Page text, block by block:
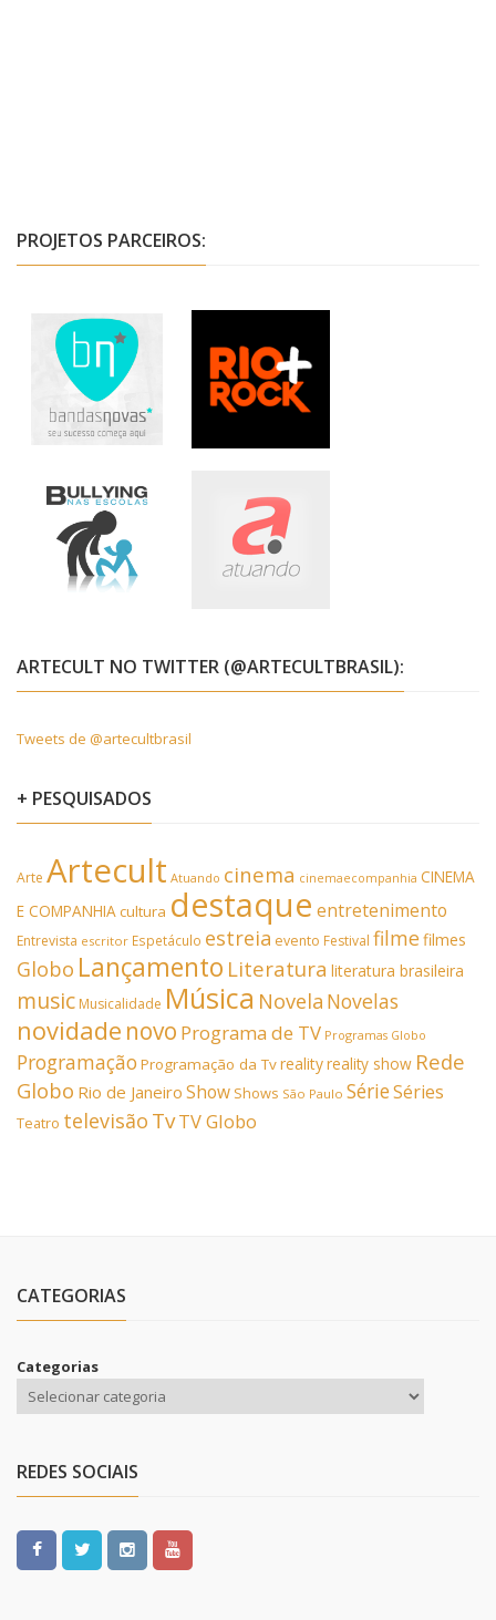
PROJETOS PARCEIROS:
ARTECULT NO TWITTER (@ARTECULTBRASIL):
Tweets de @artecultbrasil
+ PESQUISADOS
Arte Artecult Atuando cinema cinemaecompanhia CINEMA
E COMPANHIA cultura destaque entretenimento
Entrevista escritor Espetáculo estreia evento Festival filmefilmes
Globo Lançamento Literatura literatura brasileira
music Musicalidade Música Novela Novelas
novidade novo Programa de TV Programas Globo
Programação Programação da Tvrealityreality show Rede
Globo Rio de Janeiro Show Shows São Paulo SérieSéries
Teatro televisão TvTV Globo
CATEGORIAS
Categorias
REDES SOCIAIS